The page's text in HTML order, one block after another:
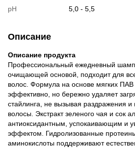
pH
5,0 - 5,5
Описание
Описание продукта
Профессиональный ежедневный
очищающей основой, подходит для
волос. Формула на основе мягких ПАВ
эффективно, но бережно удаляет
стайлинга, не вызывая раздражения
волосы. Экстракт зеленого чая и сок
антиоксидантным, успокаивающим и
эффектом. Гидролизованные
аминокислоты поддерживают